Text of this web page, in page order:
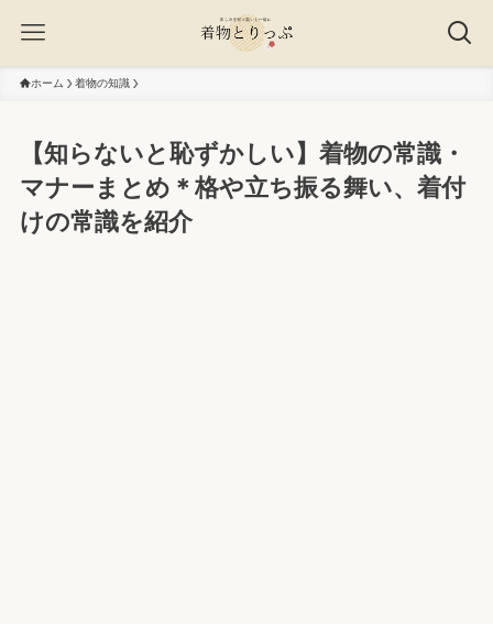
ホーム 着物の知識
【知らないと恥ずかしい】着物の常識・
マナーまとめ＊格や立ち振る舞い、着付
けの常識を紹介